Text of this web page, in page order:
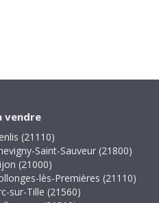
€
vendre
(21110)
Saint-Sauveur (21800)
(21000)
lès-Premières (21110)
sur-Tille (21560)